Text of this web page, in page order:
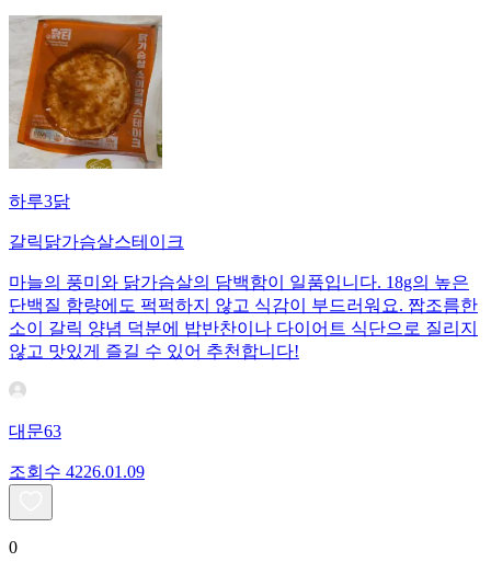
하루3닭
갈릭닭가슴살스테이크
마늘의 풍미와 닭가슴살의 담백함이 일품입니다. 18g의 높은
단백질 함량에도 퍽퍽하지 않고 식감이 부드러워요. 짭조름한
소이 갈릭 양념 덕분에 밥반찬이나 다이어트 식단으로 질리지
않고 맛있게 즐길 수 있어 추천합니다!
대문63
조회수 4226.01.09
0